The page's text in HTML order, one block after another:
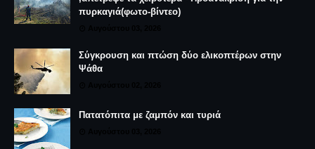
πυρκαγιά(φωτο-βίντεο)
Σύγκρουση και πτώση δύο ελικοπτέρων στην
Ψάθα
Πατατόπιτα με ζαμπόν και τυριά